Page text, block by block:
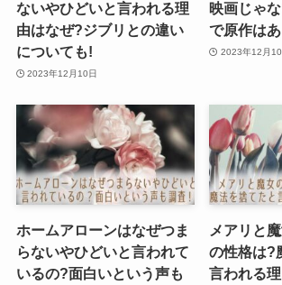
ないやひどいと言われる理
由はなぜ?ジブリとの違い
についても!
2023年12月10日
映画じゃ
で原作は
2023年12月10
ホームアローンはなぜつま
らないやひどいと言われて
いるの?面白いという声も
メアリと
の性格は?
言われる